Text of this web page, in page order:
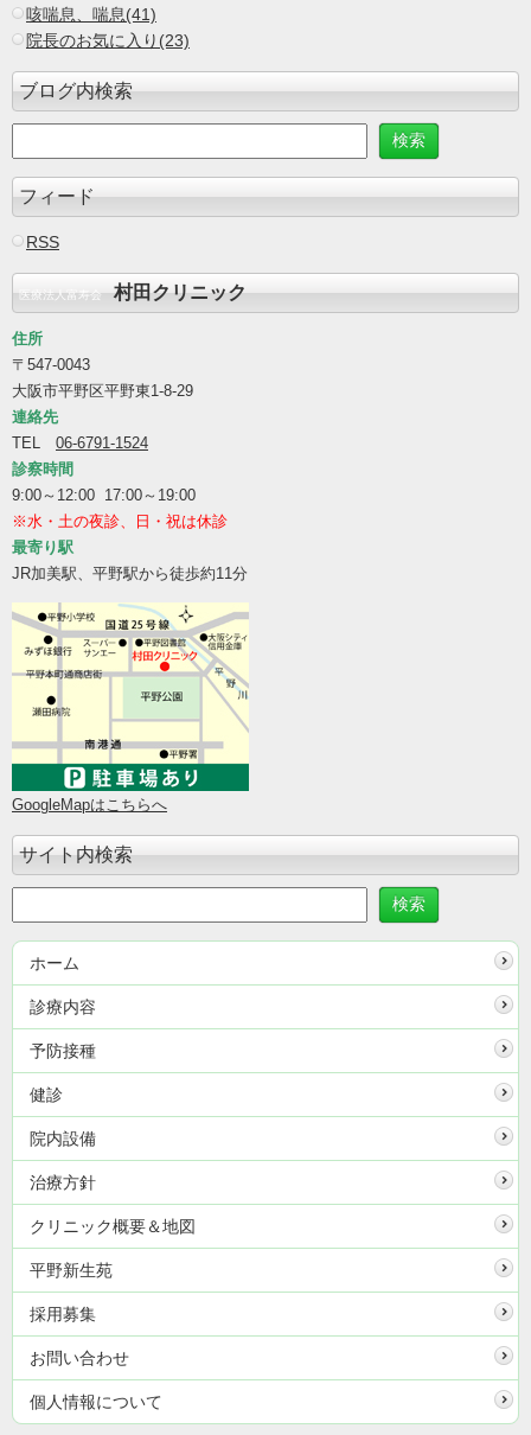
咳喘息、喘息(41)
院長のお気に入り(23)
ブログ内検索
フィード
RSS
医療法人富寿会村田クリニック
住所
〒547-0043
大阪市平野区平野東1-8-29
連絡先
TEL 06-6791-1524
診察時間
9:00～12:00 17:00～19:00
※水・土の夜診、日・祝は休診
最寄り駅
JR加美駅、平野駅から徒歩約11分
GoogleMapはこちらへ
サイト内検索
ホーム
診療内容
予防接種
健診
院内設備
治療方針
クリニック概要＆地図
平野新生苑
採用募集
お問い合わせ
個人情報について